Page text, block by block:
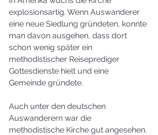
explosionsartig. Wenn Auswanderer
eine neue Siedlung gründeten, konnte
man davon ausgehen, dass dort
schon wenig später ein
methodistischer Reiseprediger
Gottesdienste hielt und eine
Gemeinde gründete.
Auch unter den deutschen
Auswanderern war die
methodistische Kirche gut angesehen.